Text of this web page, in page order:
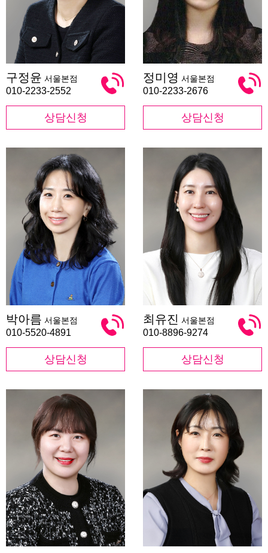
정
윤
구정윤 서울본점
010-2233-2552
상담신청
미
영
정미영 서울본점
010-2233-2676
상담신청
아
름
박아름 서울본점
010-5520-4891
상담신청
유
진
최유진 서울본점
010-8896-9274
상담신청